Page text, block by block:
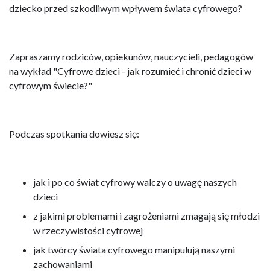
dziecko przed szkodliwym wpływem świata cyfrowego?
Zapraszamy rodziców, opiekunów, nauczycieli, pedagogów
na wykład "Cyfrowe dzieci - jak rozumieć i chronić dzieci w
cyfrowym świecie?"
Podczas spotkania dowiesz się:
jak i po co świat cyfrowy walczy o uwagę naszych
dzieci
z jakimi problemami i zagrożeniami zmagają się młodzi
w rzeczywistości cyfrowej
jak twórcy świata cyfrowego manipulują naszymi
zachowaniami